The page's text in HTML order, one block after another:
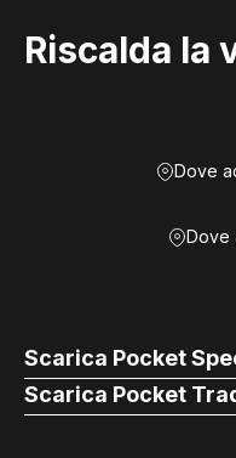
Riscalda la
Dove
Dove
Scarica Pocket
Scarica Pocket